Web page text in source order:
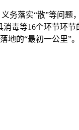
落实“散”等问题
毒等16个环节环
地的“最初一公里”。